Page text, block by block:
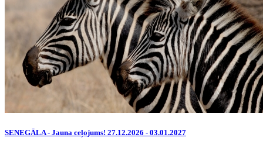
SENEGĀLA - Jauna ceļojums! 27.12.2026 - 03.01.2027